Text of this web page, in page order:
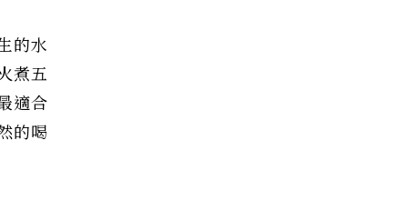
的水
煮五
適合
的喝